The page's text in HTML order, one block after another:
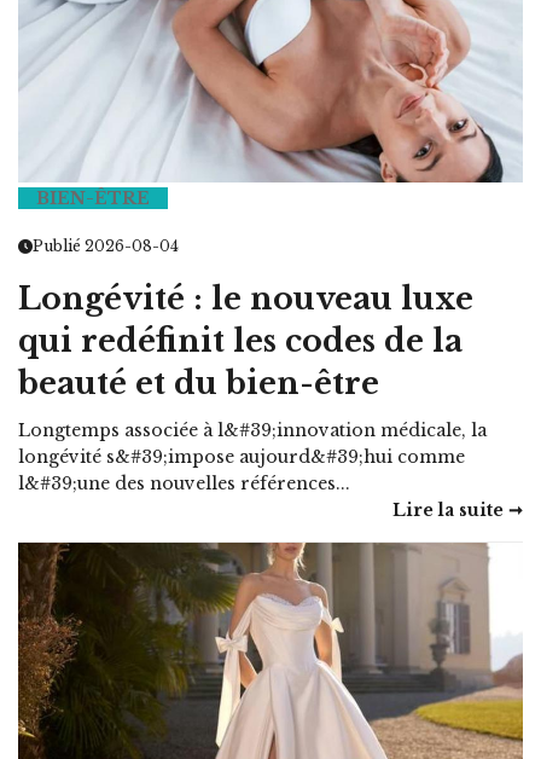
BIEN-ÊTRE
Publié 2026-08-04
Longévité : le nouveau luxe
qui redéfinit les codes de la
beauté et du bien-être
Longtemps associée à l&#39;innovation médicale, la
longévité s&#39;impose aujourd&#39;hui comme
l&#39;une des nouvelles références...
Lire la suite ➞